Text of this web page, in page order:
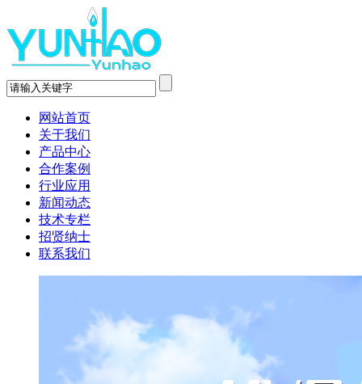
网站首页
关于我们
产品中心
合作案例
行业应用
新闻动态
技术专栏
招贤纳士
联系我们